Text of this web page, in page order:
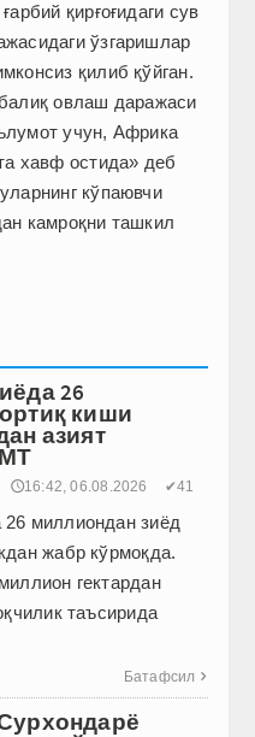
қирғоғидаги сув
ўзгаришлар
қилиб қўйган.
овлаш даражаси
учун, Африка
хавф остида» деб
кўпаювчи
камроқни ташкил
26
киши
азият
🕔16:42, 06.08.2026 ✔41
миллиондан зиёд
жабр кўрмоқда.
гектардан
таъсирида
Батафсил 